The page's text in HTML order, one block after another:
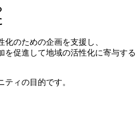
のための企画を支援し、
を促進して地域の活性化に寄与する
ティの目的です。